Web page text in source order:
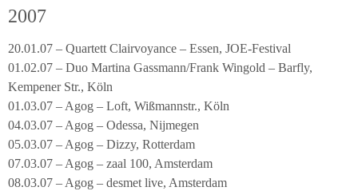
2007
20.01.07 – Quartett Clairvoyance – Essen, JOE-Festival
01.02.07 – Duo Martina Gassmann/Frank Wingold – Barfly,
Kempener Str., Köln
01.03.07 – Agog – Loft, Wißmannstr., Köln
04.03.07 – Agog – Odessa, Nijmegen
05.03.07 – Agog – Dizzy, Rotterdam
07.03.07 – Agog – zaal 100, Amsterdam
08.03.07 – Agog – desmet live, Amsterdam